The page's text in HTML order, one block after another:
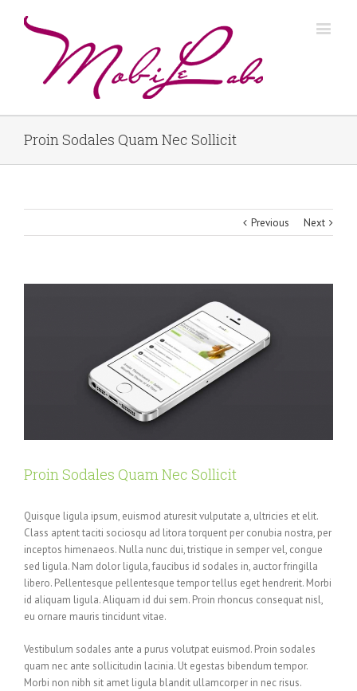
Proin Sodales Quam Nec Sollicit
Previous Next
Proin Sodales Quam Nec Sollicit
Quisque ligula ipsum, euismod aturesit vulputate a, ultricies et elit.
Class aptent taciti sociosqu ad litora torquent per conubia nostra, per
inceptos himenaeos. Nulla nunc dui, tristique in semper vel, congue
sed ligula. Nam dolor ligula, faucibus id sodales in, auctor fringilla
libero. Pellentesque pellentesque tempor tellus eget hendrerit. Morbi
id aliquam ligula. Aliquam id dui sem. Proin rhoncus consequat nisl,
eu ornare mauris tincidunt vitae.
Vestibulum sodales ante a purus volutpat euismod. Proin sodales
quam nec ante sollicitudin lacinia. Ut egestas bibendum tempor.
Morbi non nibh sit amet ligula blandit ullamcorper in nec risus.